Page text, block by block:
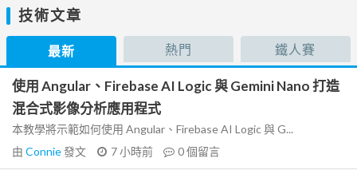
技術文章
最新 熱門 鐵人賽
使用 Angular、Firebase AI Logic 與 Gemini Nano 打造
混合式影像分析應用程式
本教學將示範如何使用 Angular、Firebase AI Logic 與 G...
由 Connie發文 7 小時前 0個留言